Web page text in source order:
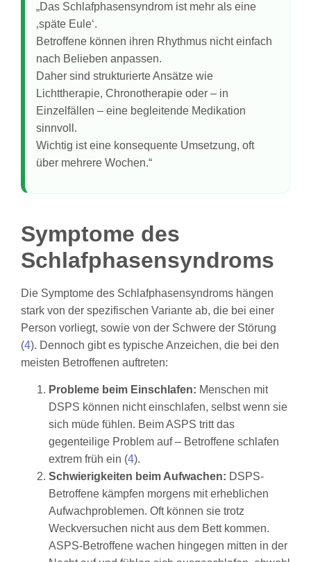
„Das Schlafphasensyndrom ist mehr als eine
‚späte Eule‘.
Betroffene können ihren Rhythmus nicht einfach
nach Belieben anpassen.
Daher sind strukturierte Ansätze wie
Lichttherapie, Chronotherapie oder – in
Einzelfällen – eine begleitende Medikation
sinnvoll.
Wichtig ist eine konsequente Umsetzung, oft
über mehrere Wochen.“
Symptome des
Schlafphasensyndroms
Die Symptome des Schlafphasensyndroms hängen
stark von der spezifischen Variante ab, die bei einer
Person vorliegt, sowie von der Schwere der Störung
(4). Dennoch gibt es typische Anzeichen, die bei den
meisten Betroffenen auftreten:
Probleme beim Einschlafen: Menschen mit
DSPS können nicht einschlafen, selbst wenn sie
sich müde fühlen. Beim ASPS tritt das
gegenteilige Problem auf – Betroffene schlafen
extrem früh ein (4).
Schwierigkeiten beim Aufwachen: DSPS-
Betroffene kämpfen morgens mit erheblichen
Aufwachproblemen. Oft können sie trotz
Weckversuchen nicht aus dem Bett kommen.
ASPS-Betroffene wachen hingegen mitten in der